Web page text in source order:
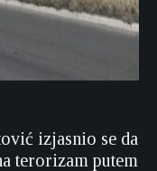
izjasnio se da
terorizam putem